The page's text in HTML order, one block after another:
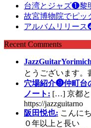
台湾とジャズ❶黎
故宮博物院でピッ
アルバムリリー
Recent Comments
とうございます
穴場紹介❾仲町台
ノート: […] 京都
https://jazzguitarno
阪田悦也: こんに
０年以上と長い